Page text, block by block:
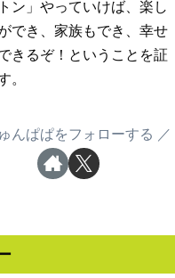
トン」やっていけば、楽し
でき、家族もでき、幸せ
きるぞ！ということを証
。
んぱぱをフォローする